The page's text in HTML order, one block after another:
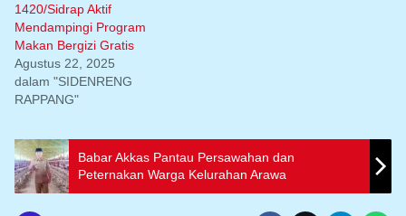
1420/Sidrap Aktif
Mendampingi Program
Makan Bergizi Gratis
Agustus 22, 2025
dalam "SIDENRENG
RAPPANG"
Babar Akkas Pantau Persawahan dan
Peternakan Warga Kelurahan Arawa